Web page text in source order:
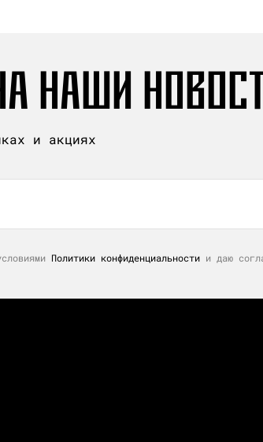
НАШИ
и акциях
Политики конфиденциальности и даю